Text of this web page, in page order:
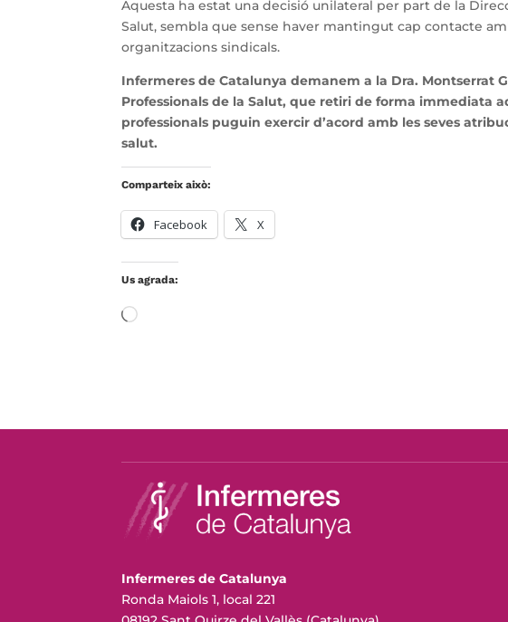
Aquesta ha estat una decisió unilateral per part de la
Salut, sembla que sense haver mantingut cap contacte
organitzacions sindicals.
Infermeres de Catalunya demanem a la Dra. Montserrat
Professionals de la Salut, que retiri de forma immediata
professionals puguin exercir d’acord amb les seves
salut.
Comparteix això:
Facebook X
Us agrada:
S'està
Infermeres de Catalunya
Ronda Maiols 1, local 221